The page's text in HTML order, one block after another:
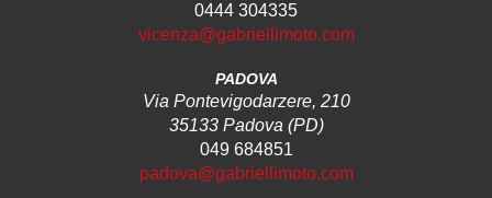
0444 304335
vicenza@gabriellimoto.com
PADOVA
Via Pontevigodarzere, 210
35133 Padova (PD)
049 684851
padova@gabriellimoto.com